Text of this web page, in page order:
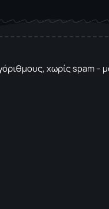
χωρίς spam –